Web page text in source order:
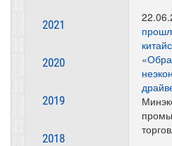
2021
2020
2019
2018